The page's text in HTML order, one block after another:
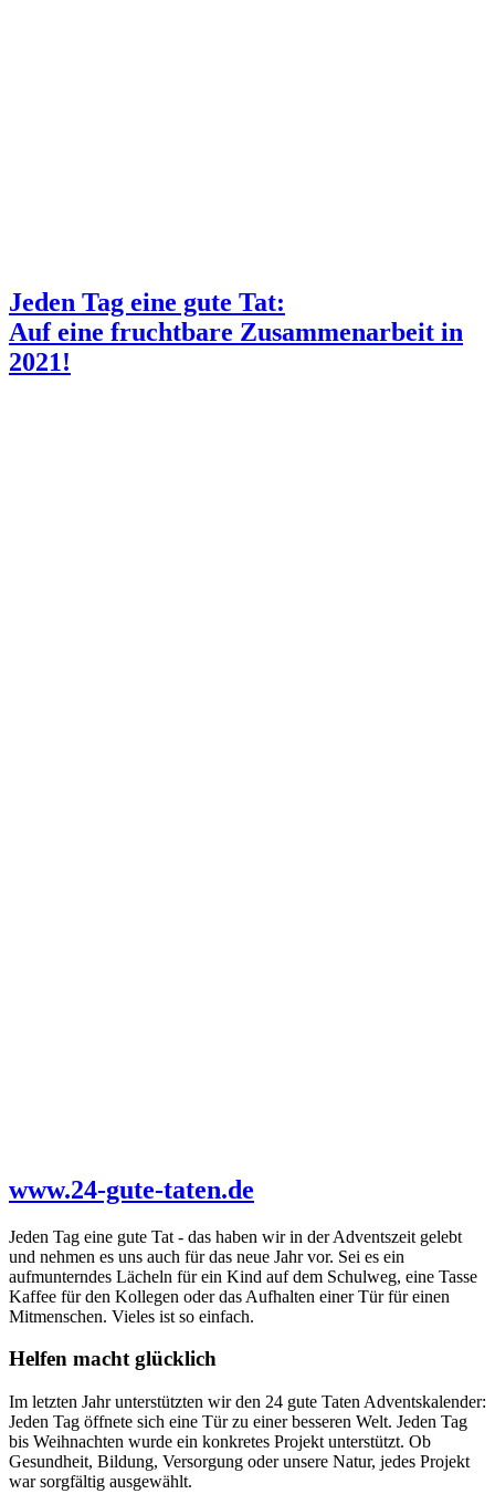
Jeden Tag eine gute Tat:
Auf eine fruchtbare Zusammenarbeit in
2021!
www.24-gute-taten.de
Jeden Tag eine gute Tat - das haben wir in der Adventszeit gelebt
und nehmen es uns auch für das neue Jahr vor. Sei es ein
aufmunterndes Lächeln für ein Kind auf dem Schulweg, eine Tasse
Kaffee für den Kollegen oder das Aufhalten einer Tür für einen
Mitmenschen. Vieles ist so einfach.
Helfen macht glücklich
Im letzten Jahr unterstützten wir den 24 gute Taten Adventskalender:
Jeden Tag öffnete sich eine Tür zu einer besseren Welt. Jeden Tag
bis Weihnachten wurde ein konkretes Projekt unterstützt. Ob
Gesundheit, Bildung, Versorgung oder unsere Natur, jedes Projekt
war sorgfältig ausgewählt.